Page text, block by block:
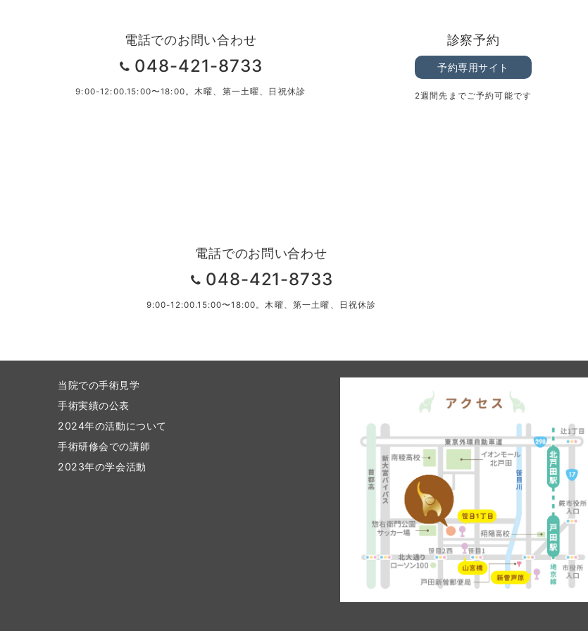
電話でのお問い合わせ
048-421-8733
9:00-12:00.15:00〜18:00。木曜、第一土曜、日祝休診
診察予約
予約専用サイト
2週間先までご予約可能です
電話でのお問い合わせ
048-421-8733
9:00-12:00.15:00〜18:00。木曜、第一土曜、日祝休診
当院での手術見学
手術実績の公表
2024年の活動について
手術研修会での講師
2023年の学会活動